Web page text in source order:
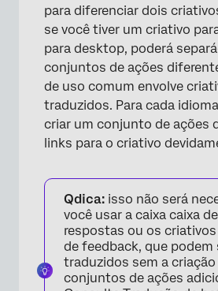
para diferenciar dois
se você tiver um criativo
para desktop, poderá
conjuntos de ações
de uso comum envolve
traduzidos. Para cada
criar um conjunto de ações
links para o criativo
Qdica: isso não será
você usar a caixa caixa
respostas ou os
de feedback, que podem
traduzidos sem a criação
conjuntos de ações